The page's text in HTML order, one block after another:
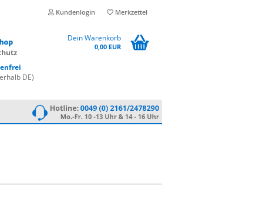
Kundenlogin Merkzettel
DE)
Dein Warenkorb
0,00 EUR